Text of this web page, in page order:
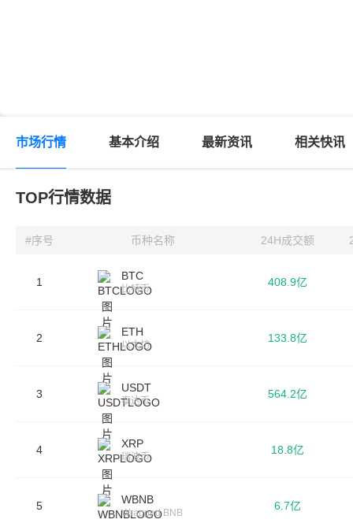
市场行情 基本介绍 最新资讯 相关快讯
TOP行情数据
#序号 币种名称 24H成交额
1 BTC
比特币
408.9亿
2 ETH
以太坊
133.8亿
3 USDT
泰达币
564.2亿
4 XRP
瑞波币
18.8亿
5 WBNB
Wrapped BNB
6.7亿